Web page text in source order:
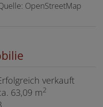
OpenStreetMap
verkauft
63,09 m2